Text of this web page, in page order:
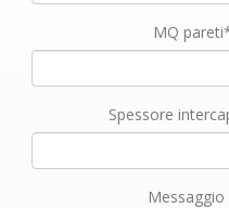
MQ
Spessore